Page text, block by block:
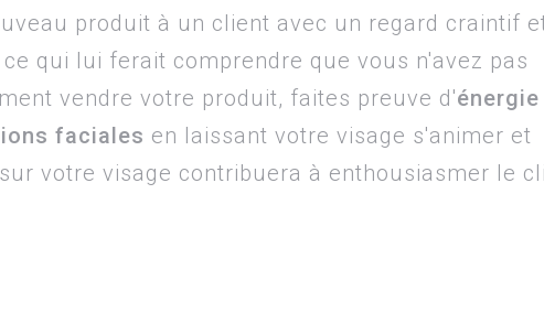
produit à un client avec un regard craintif
qui lui ferait comprendre que vous n'avez pas
vendre votre produit, faites preuve d'énergie
faciales en laissant votre visage s'animer et
votre visage contribuera à enthousiasmer le